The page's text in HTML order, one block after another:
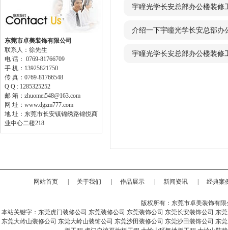
东莞市卓美装饰有限公司
联系人：徐先生
电 话： 0769-81766709
手 机：13925821750
传 真：0769-81766548
Q Q : 1285325252
邮 箱：zhuomei548@163.com
网 址：www.dgzm777.com
地 址：东莞市长安镇锦绣路锦悦商
业中心二楼218
宇瞳光学长安总部办公楼装修
介绍一下宇瞳光学长安总部办
宇瞳光学长安总部办公楼装修
网站首页 关于我们 作品展示 新闻资讯 经典案
版权所有：东莞市卓美装饰有
本站关键字： 东莞虎门装修公司 东莞装修公司 东莞装饰公司 东莞长安装饰公司 东
东莞大岭山装修公司 东莞大岭山装饰公司 东莞沙田装修公司 东莞沙田装饰公司 东